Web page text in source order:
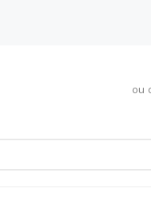
ou